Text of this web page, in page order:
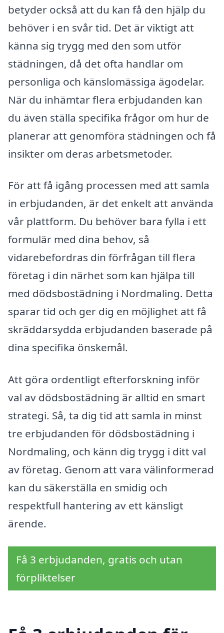
betyder också att du kan få den hjälp du
behöver i en svår tid. Det är viktigt att
känna sig trygg med den som utför
städningen, då det ofta handlar om
personliga och känslomässiga ägodelar.
När du inhämtar flera erbjudanden kan
du även ställa specifika frågor om hur de
planerar att genomföra städningen och få
insikter om deras arbetsmetoder.
För att få igång processen med att samla
in erbjudanden, är det enkelt att använda
vår plattform. Du behöver bara fylla i ett
formulär med dina behov, så
vidarebefordras din förfrågan till flera
företag i din närhet som kan hjälpa till
med dödsbostädning i Nordmaling. Detta
sparar tid och ger dig en möjlighet att få
skräddarsydda erbjudanden baserade på
dina specifika önskemål.
Att göra ordentligt efterforskning inför
val av dödsbostädning är alltid en smart
strategi. Så, ta dig tid att samla in minst
tre erbjudanden för dödsbostädning i
Nordmaling, och känn dig trygg i ditt val
av företag. Genom att vara välinformerad
kan du säkerställa en smidig och
respektfull hantering av ett känsligt
ärende.
Få 3 erbjudanden, gratis och utan
förpliktelser